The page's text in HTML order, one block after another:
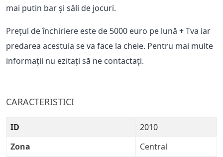
mai putin bar și săli de jocuri.
Prețul de închiriere este de 5000 euro pe lună + Tva iar
predarea acestuia se va face la cheie. Pentru mai multe
informații nu ezitați să ne contactați.
CARACTERISTICI
ID
2010
Zona
Central